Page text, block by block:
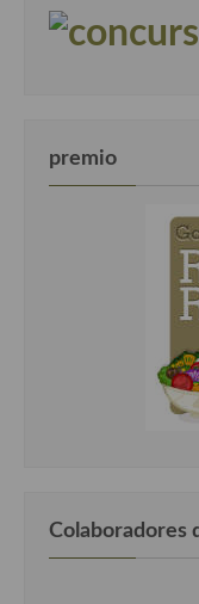
premio
Colaboradores